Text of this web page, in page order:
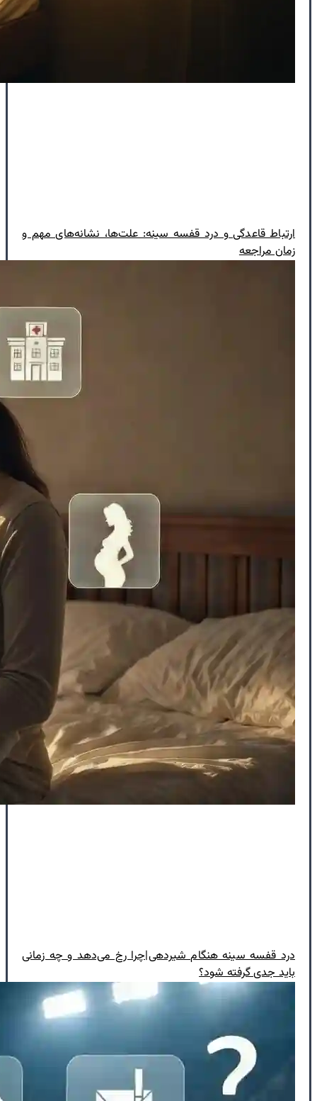
ارتباط قاعدگی و درد قفسه سینه: علت‌ها، نشانه‌های مهم و
زمان مراجعه
درد قفسه سینه هنگام شیردهی|چرا رخ می‌دهد و چه زمانی
باید جدی گرفته شود؟